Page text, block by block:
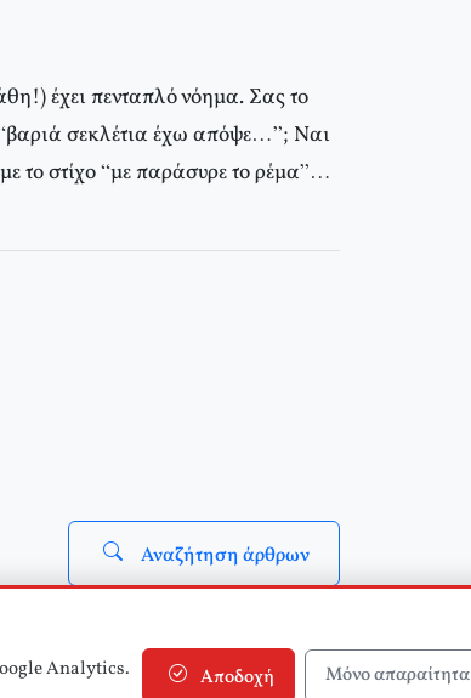
έχει πενταπλό νόημα. Σας το
σεκλέτια έχω απόψε…”; Ναι
το στίχο “με παράσυρε το ρέμα”…
Αναζήτηση άρθρων
Analytics.
Αποδοχή Μόνο απαραίτητα